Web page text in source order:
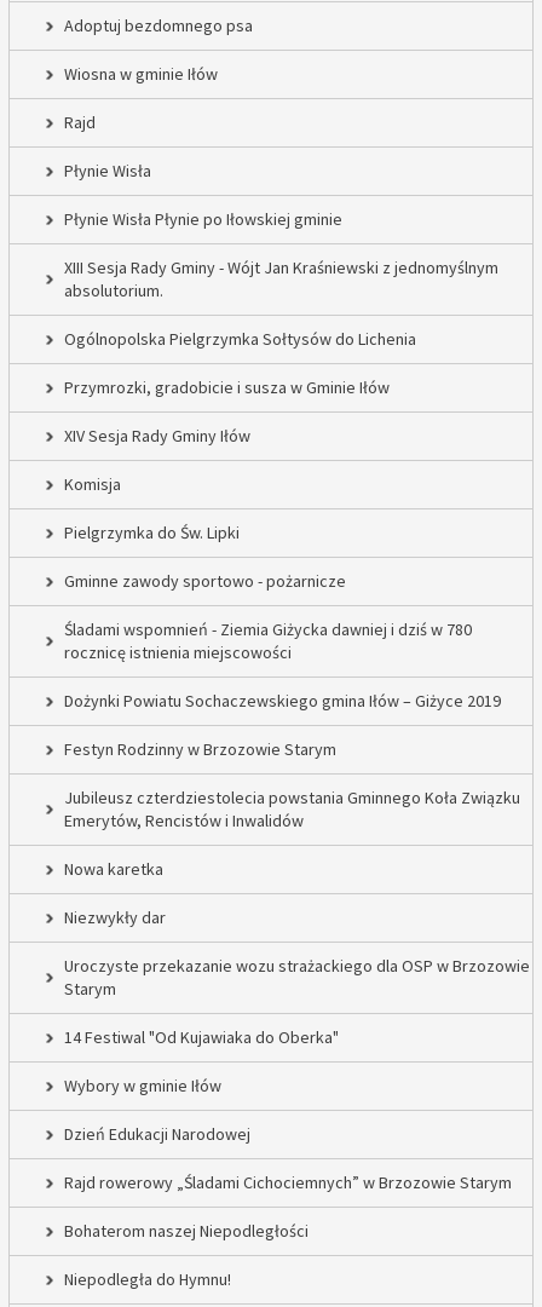
Adoptuj bezdomnego psa
Wiosna w gminie Iłów
Rajd
Płynie Wisła
Płynie Wisła Płynie po Iłowskiej gminie
XIII Sesja Rady Gminy - Wójt Jan Kraśniewski z jednomyślnym
absolutorium.
Ogólnopolska Pielgrzymka Sołtysów do Lichenia
Przymrozki, gradobicie i susza w Gminie Iłów
XIV Sesja Rady Gminy Iłów
Komisja
Pielgrzymka do Św. Lipki
Gminne zawody sportowo - pożarnicze
Śladami wspomnień - Ziemia Giżycka dawniej i dziś w 780
rocznicę istnienia miejscowości
Dożynki Powiatu Sochaczewskiego gmina Iłów – Giżyce 2019
Festyn Rodzinny w Brzozowie Starym
Jubileusz czterdziestolecia powstania Gminnego Koła Związku
Emerytów, Rencistów i Inwalidów
Nowa karetka
Niezwykły dar
Uroczyste przekazanie wozu strażackiego dla OSP w Brzozowie
Starym
14 Festiwal "Od Kujawiaka do Oberka"
Wybory w gminie Iłów
Dzień Edukacji Narodowej
Rajd rowerowy „Śladami Cichociemnych” w Brzozowie Starym
Bohaterom naszej Niepodległości
Niepodległa do Hymnu!